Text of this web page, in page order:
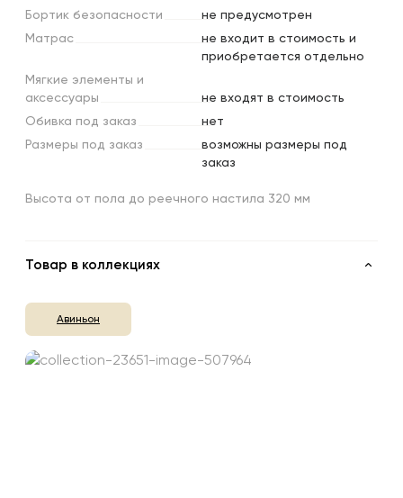
Бортик безопасности
не предусмотрен
Матрас
не входит в стоимость и
приобретается отдельно
Мягкие элементы и
аксессуары
не входят в стоимость
Обивка под заказ
нет
Размеры под заказ
возможны размеры под
заказ
Высота от пола до реечного настила 320 мм
Товар в коллекциях
Авиньон